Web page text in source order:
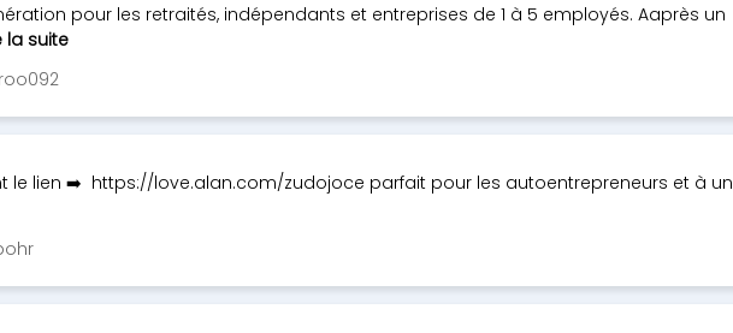
pour les retraités, indépendants et entreprises de 1 à 5 employés. Aaprès un
la suite
le lien ➡️ https://love.alan.com/zudojoce parfait pour les autoentrepreneurs et à un